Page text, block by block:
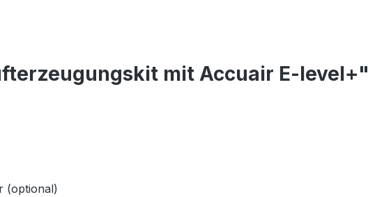
mit Accuair E-level+"
(optional)